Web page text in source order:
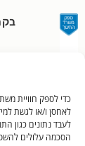
לאחסן ו/או לגשת
לעבד נתונים כגון
הסכמה עלולים
לאנץ'
© כל הזכויות
טיים 2021